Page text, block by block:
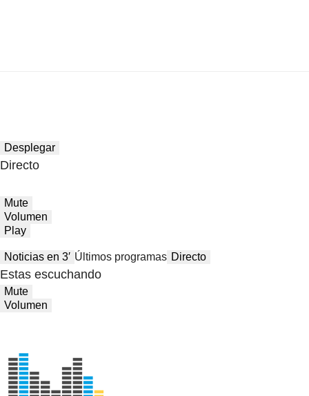
Desplegar
Directo
Mute
Volumen
Play
Noticias en 3′ Últimos programas Directo
Estas escuchando
Mute
Volumen